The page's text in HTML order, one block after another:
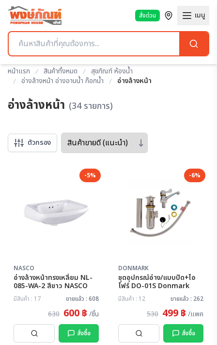
สั่งด่วน เมนู
หน้าแรก สินค้าทั้งหมด
สุขภัณฑ์ ห้องน้ำ
อ่างล้างหน้า อ่างอาบน้ำ ก๊อกน้ำ
อ่างล้างหน้า
อ่างล้างหน้า (34 รายการ)
ตัวกรอง Sort by
-5%
NASCO
อ่างล้างหน้าทรงเหลี่ยม NL-
085-WA-2 สีขาว NASCO
มีสินค้า : 17 ขายแล้ว : 608
630 600 ฿ /ชิ้น
สั่งซื้อ
-6%
DONMARK
ชุดอุปกรณ์อ่าง/แบบปัด+ไอ
โฟร์ DO-01S Donmark
มีสินค้า : 12 ขายแล้ว : 262
530 499 ฿ /แพค
สั่งซื้อ